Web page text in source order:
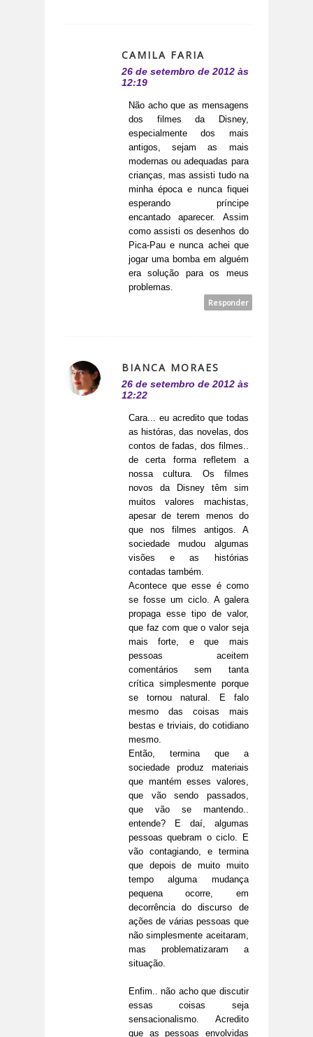
CAMILA FARIA
26 de setembro de 2012 às
12:19
Não acho que as mensagens
dos filmes da Disney,
especialmente dos mais
antigos, sejam as mais
modernas ou adequadas para
crianças, mas assisti tudo na
minha época e nunca fiquei
esperando príncipe
encantado aparecer. Assim
como assisti os desenhos do
Pica-Pau e nunca achei que
jogar uma bomba em alguém
era solução para os meus
problemas.
Responder
BIANCA MORAES
26 de setembro de 2012 às
12:22
Cara... eu acredito que todas
as históras, das novelas, dos
contos de fadas, dos filmes..
de certa forma refletem a
nossa cultura. Os filmes
novos da Disney têm sim
muitos valores machistas,
apesar de terem menos do
que nos filmes antigos. A
sociedade mudou algumas
visões e as histórias
contadas também.
Acontece que esse é como
se fosse um ciclo. A galera
propaga esse tipo de valor,
que faz com que o valor seja
mais forte, e que mais
pessoas aceitem
comentários sem tanta
crítica simplesmente porque
se tornou natural. E falo
mesmo das coisas mais
bestas e triviais, do cotidiano
mesmo.
Então, termina que a
sociedade produz materiais
que mantém esses valores,
que vão sendo passados,
que vão se mantendo..
entende? E daí, algumas
pessoas quebram o ciclo. E
vão contagiando, e termina
que depois de muito muito
tempo alguma mudança
pequena ocorre, em
decorrência do discurso de
ações de várias pessoas que
não simplesmente aceitaram,
mas problematizaram a
situação.
Enfim.. não acho que discutir
essas coisas seja
sensacionalismo. Acredito
que as pessoas envolvidas